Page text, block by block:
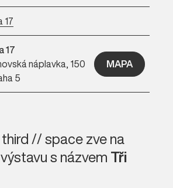
17
17
náplavka, 150
5
MAPA
third // spacezve na
s názvemTři